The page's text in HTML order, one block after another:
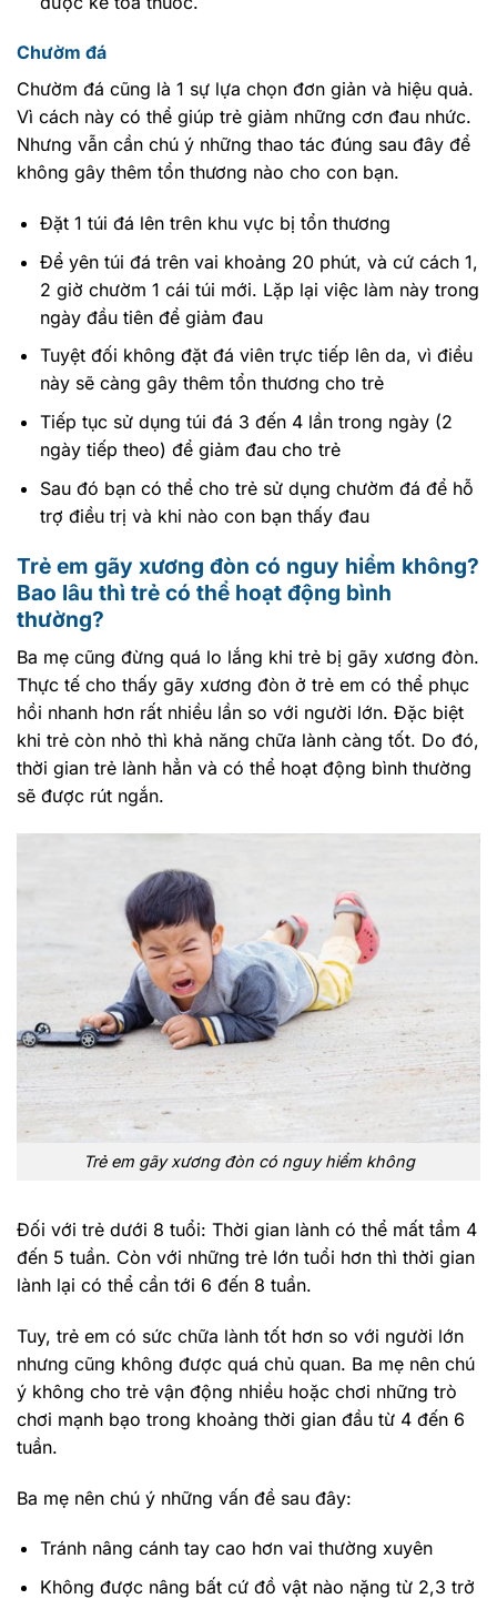
Chườm đá
Chườm đá cũng là 1 sự lựa chọn đơn giản và hiệu quả.
Vì cách này có thể giúp trẻ giảm những cơn đau nhức.
Nhưng vẫn cần chú ý những thao tác đúng sau đây để
không gây thêm tổn thương nào cho con bạn.
Đặt 1 túi đá lên trên khu vực bị tổn thương
Để yên túi đá trên vai khoảng 20 phút, và cứ cách 1,
2 giờ chườm 1 cái túi mới. Lặp lại việc làm này trong
ngày đầu tiên để giảm đau
Tuyệt đối không đặt đá viên trực tiếp lên da, vì điều
này sẽ càng gây thêm tổn thương cho trẻ
Tiếp tục sử dụng túi đá 3 đến 4 lần trong ngày (2
ngày tiếp theo) để giảm đau cho trẻ
Sau đó bạn có thể cho trẻ sử dụng chườm đá để hỗ
trợ điều trị và khi nào con bạn thấy đau
Trẻ em gãy xương đòn có nguy hiểm không?
Bao lâu thì trẻ có thể hoạt động bình
thường?
Ba mẹ cũng đừng quá lo lắng khi trẻ bị gãy xương đòn.
Thực tế cho thấy gãy xương đòn ở trẻ em có thể phục
hồi nhanh hơn rất nhiều lần so với người lớn. Đặc biệt
khi trẻ còn nhỏ thì khả năng chữa lành càng tốt. Do đó,
thời gian trẻ lành hẳn và có thể hoạt động bình thường
sẽ được rút ngắn.
Trẻ em gãy xương đòn có nguy hiểm không
Đối với trẻ dưới 8 tuổi: Thời gian lành có thể mất tầm 4
đến 5 tuần. Còn với những trẻ lớn tuổi hơn thì thời gian
lành lại có thể cần tới 6 đến 8 tuần.
Tuy, trẻ em có sức chữa lành tốt hơn so với người lớn
nhưng cũng không được quá chủ quan. Ba mẹ nên chú
ý không cho trẻ vận động nhiều hoặc chơi những trò
chơi mạnh bạo trong khoảng thời gian đầu từ 4 đến 6
tuần.
Ba mẹ nên chú ý những vấn đề sau đây:
Tránh nâng cánh tay cao hơn vai thường xuyên
Không được nâng bất cứ đồ vật nào nặng từ 2,3 trở